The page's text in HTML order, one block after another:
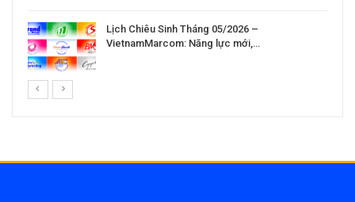
Lịch Chiêu Sinh Tháng 05/2026 –
VietnamMarcom: Năng lực mới,…